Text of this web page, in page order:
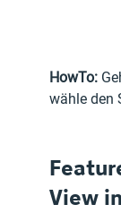
HowTo:
wähle den
View